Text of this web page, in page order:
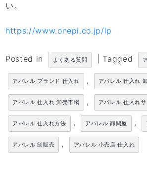
い。
https://www.onepi.co.jp/lp
Posted in よくある質問 Tagged
アパレル ブランド 仕入れ , アパレル 仕入れ
アパレル 仕入れ 卸売市場 , アパレル 仕入れサ
アパレル 仕入れ方法 , アパレル 卸問屋 ,
アパレル 卸販売 , アパレル 小売店 仕入れ